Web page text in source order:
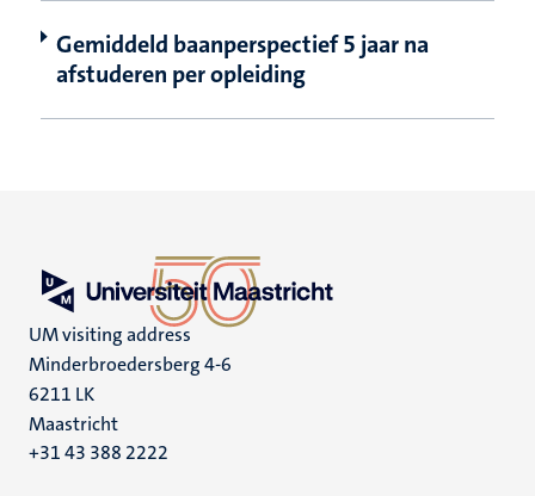
Gemiddeld baanperspectief 5 jaar na
afstuderen per opleiding
UM visiting address
Minderbroedersberg 4-6
6211 LK
Maastricht
+31 43 388 2222